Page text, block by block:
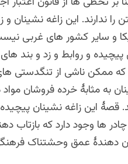
را ندارند. این زاغه نشینان
و سایر کشور های غربی
و روابط و زد و بند
که ممکن ناشی از تنگدستی
به مثابۀ خرده فروشان
قصۀ این زاغه نشینان
ها وجود دارد که بازتاب
دهندۀ عمق وحشتناک